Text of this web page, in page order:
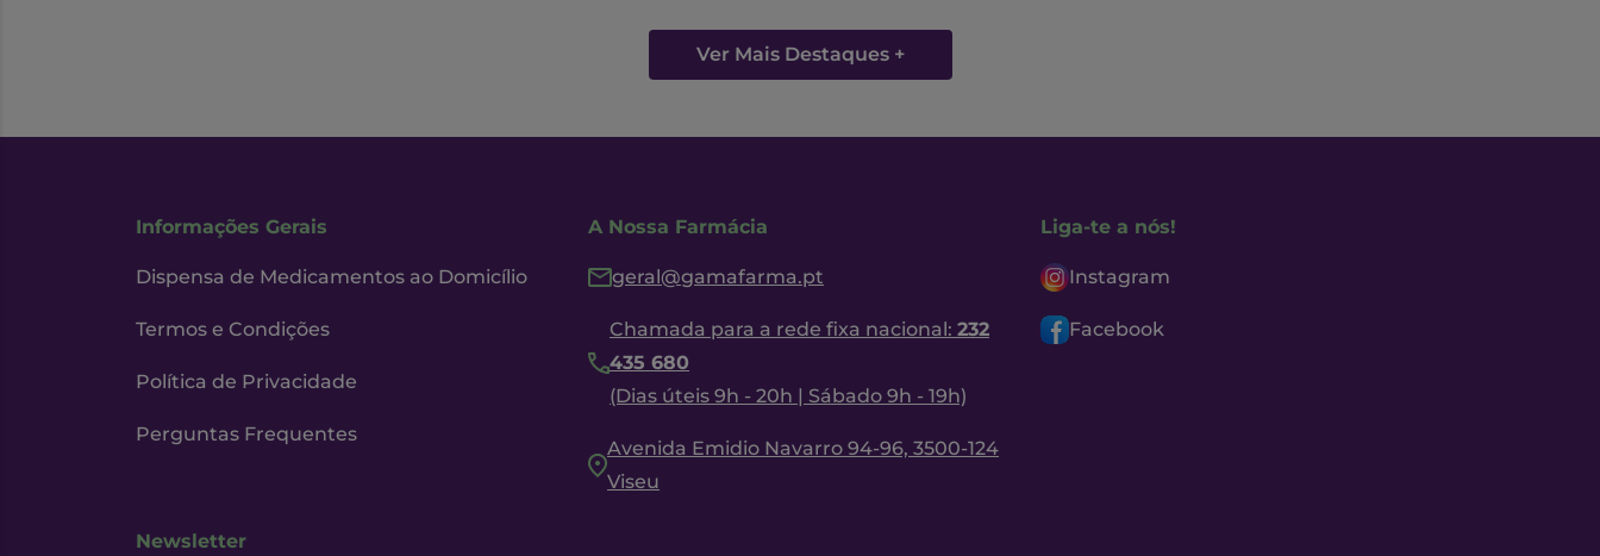
Ver Mais Destaques +
Informações Gerais
Dispensa de Medicamentos ao Domicílio
Termos e Condições
Política de Privacidade
Perguntas Frequentes
A Nossa Farmácia
geral@gamafarma.pt
Chamada para a rede fixa nacional: 232
435 680
(Dias úteis 9h - 20h | Sábado 9h - 19h)
Avenida Emidio Navarro 94-96, 3500-124
Viseu
Liga-te a nós!
Instagram
Facebook
Newsletter